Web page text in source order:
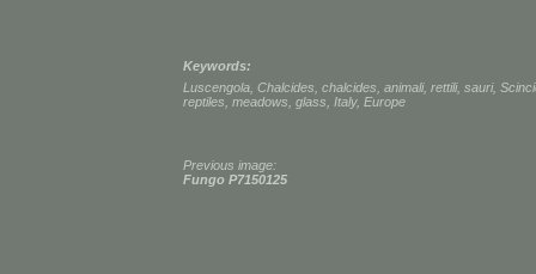
Keywords:
Luscengola Chalcides chalcides animali, rettili, sauri,
reptiles meadows glass Italy, Europe
Previous image:
Fungo P7150125